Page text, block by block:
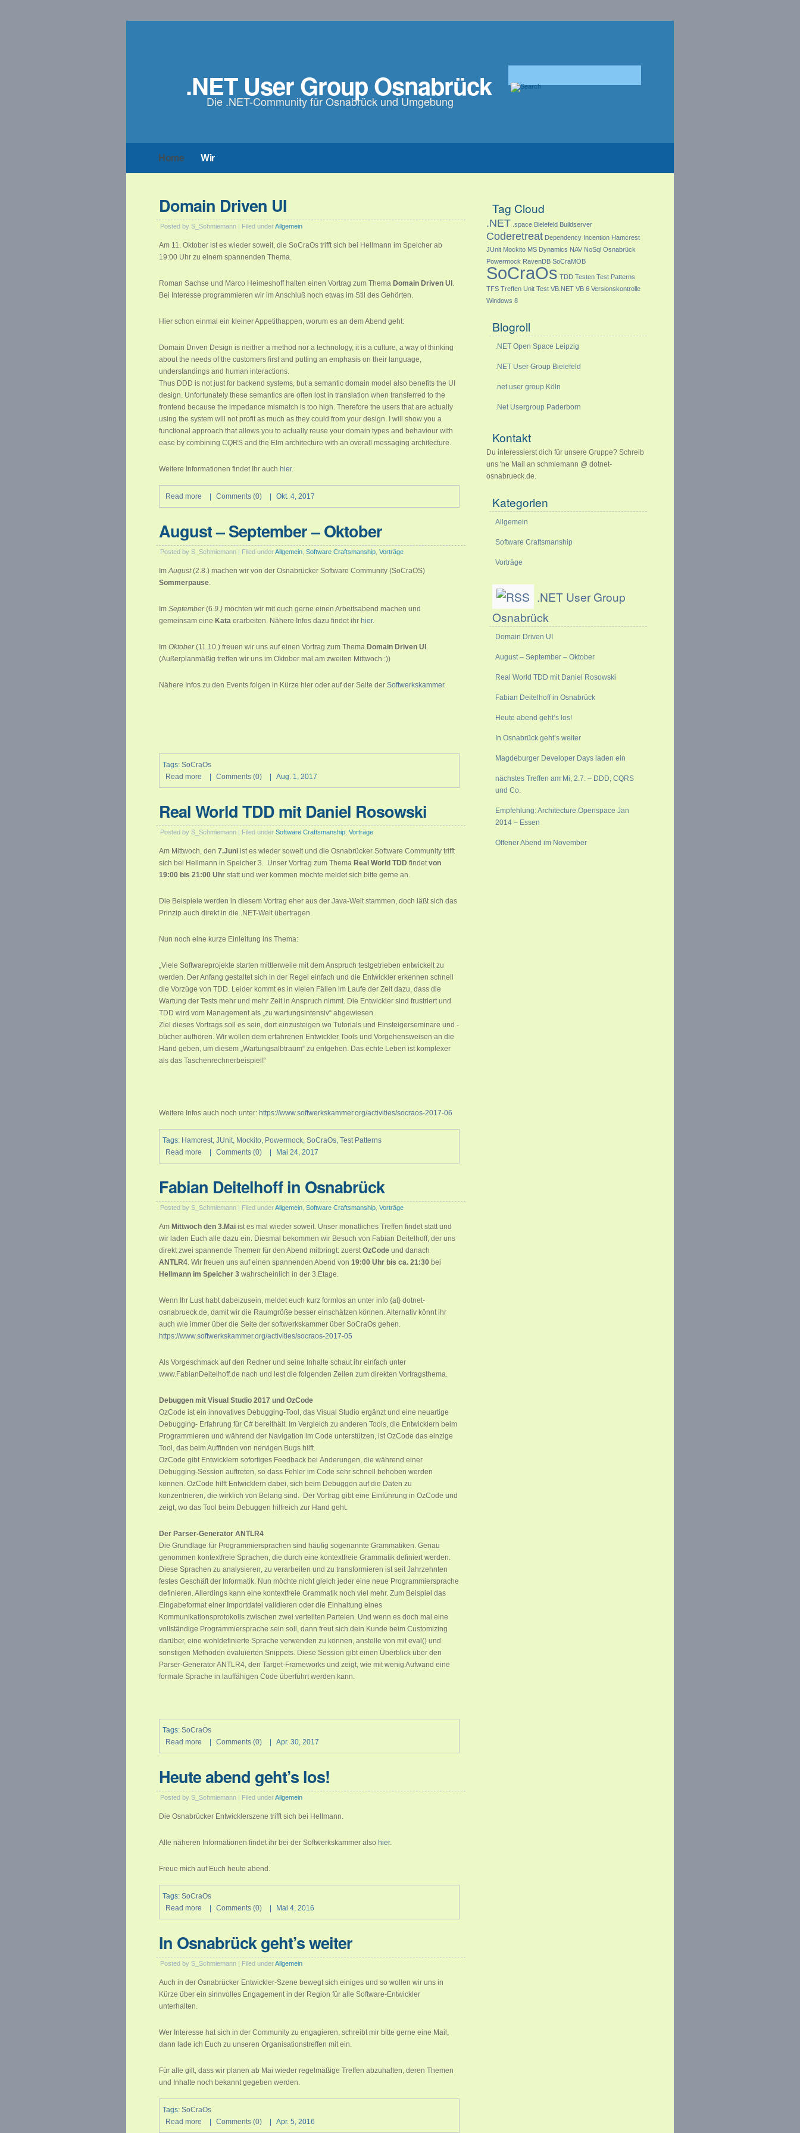
.NET User Group Osnabrück
Die .NET-Community für Osnabrück und Umgebung
Home Wir
Domain Driven UI
Posted by S_Schmiemann | Filed underAllgemein
Am 11. Oktober ist es wieder soweit, die SoCraOs trifft sich bei Hellmann im Speicher ab
19:00 Uhr zu einem spannenden Thema.
Roman Sachse und Marco Heimeshoff halten einen Vortrag zum Thema Domain Driven UI .
Bei Interesse programmieren wir im Anschluß noch etwas im Stil des Gehörten.
Hier schon einmal ein kleiner Appetithappen, worum es an dem Abend geht:
Domain Driven Design is neither a method nor a technology, it is a culture, a way of thinking
about the needs of the customers first and putting an emphasis on their language,
understandings and human interactions.
Thus DDD is not just for backend systems, but a semantic domain model also benefits the UI
design. Unfortunately these semantics are often lost in translation when transferred to the
frontend because the impedance mismatch is too high. Therefore the users that are actually
using the system will not profit as much as they could from your design. I will show you a
functional approach that allows you to actually reuse your domain types and behaviour with
ease by combining CQRS and the Elm architecture with an overall messaging architecture.
Weitere Informationen findet Ihr auch hier.
Read more Comments (0) Okt. 4, 2017
August – September – Oktober
Posted by S_Schmiemann | Filed underAllgemein Software Craftsmanship Vorträge
ImAugust(2.8.) machen wir von der Osnabrücker Software Community (SoCraOS)
Sommerpause.
Im September(6.9.) möchten wir mit euch gerne einen Arbeitsabend machen und
gemeinsam eine Kata erarbeiten. Nähere Infos dazu findet ihr hier.
Im Oktober(11.10.) freuen wir uns auf einen Vortrag zum Thema Domain Driven UI .
(Außerplanmäßig treffen wir uns im Oktober mal am zweiten Mittwoch :))
Nähere Infos zu den Events folgen in Kürze hier oder auf der Seite der Softwerkskammer.
Tags: SoCraOs
Read more
Comments (0) Aug. 1, 2017
Real World TDD mit Daniel Rosowski
Posted by S_Schmiemann | Filed under Software Craftsmanship Vorträge
Am Mittwoch, den 7.Juni ist es wieder soweit und die Osnabrücker Software Community trifft
sich bei Hellmann in Speicher 3. Unser Vortrag zum Thema Real World TDD findetvon
19:00 bis 21:00 Uhr statt und wer kommen möchte meldet sich bitte gerne an.
Die Beispiele werden in diesem Vortrag eher aus der Java-Welt stammen, doch läßt sich das
Prinzip auch direkt in die .NET-Welt übertragen.
Nun noch eine kurze Einleitung ins Thema:
„Viele Softwareprojekte starten mittlerweile mit dem Anspruch testgetrieben entwickelt zu
werden. Der Anfang gestaltet sich in der Regel einfach und die Entwickler erkennen schnell
die Vorzüge von TDD. Leider kommt es in vielen Fällen im Laufe der Zeit dazu, dass die
Wartung der Tests mehr und mehr Zeit in Anspruch nimmt. Die Entwickler sind frustriert und
TDD wird vom Management als „zu wartungsintensiv“ abgewiesen.
Ziel dieses Vortrags soll es sein, dort einzusteigen wo Tutorials und Einsteigerseminare und -
bücher aufhören. Wir wollen dem erfahrenen Entwickler Tools und Vorgehensweisen an die
Hand geben, um diesem „Wartungsalbtraum“ zu entgehen. Das echte Leben ist komplexer
als das Taschenrechnerbeispiel!“
Weitere Infos auch noch unter: https://www.softwerkskammer.org/activities/socraos-2017-06
Tags: Hamcrest, JUnit, Mockito, Powermock, SoCraOs, Test Patterns
Read more
Comments (0) Mai 24, 2017
Fabian Deitelhoff in Osnabrück
Posted by S_Schmiemann | Filed underAllgemein Software Craftsmanship Vorträge
Am Mittwoch den 3.Mai ist es mal wieder soweit. Unser monatliches Treffen findet statt und
wir laden Euch alle dazu ein. Diesmal bekommen wir Besuch von Fabian Deitelhoff, der uns
direkt zwei spannende Themen für den Abend mitbringt: zuerstOzCode und danach
ANTLR4. Wir freuen uns auf einen spannenden Abend von 19:00 Uhr bis ca. 21:30 bei
Hellmann im Speicher 3 wahrscheinlich in der 3.Etage.
Wenn Ihr Lust habt dabeizusein, meldet euch kurz formlos an unter info {at} dotnet-
osnabrueck.de, damit wir die Raumgröße besser einschätzen können. Alternativ könnt ihr
auch wie immer über die Seite der softwerkskammer über SoCraOs gehen.
https://www.softwerkskammer.org/activities/socraos-2017-05
Als Vorgeschmack auf den Redner und seine Inhalte schaut ihr einfach unter
www.FabianDeitelhoff.de nach und lest die folgenden Zeilen zum direkten Vortragsthema.
Debuggen mit Visual Studio 2017 und OzCode
OzCode ist ein innovatives Debugging-Tool, das Visual Studio ergänzt und eine neuartige
Debugging- Erfahrung für C# bereithält. Im Vergleich zu anderen Tools, die Entwicklern beim
Programmieren und während der Navigation im Code unterstützen, ist OzCode das einzige
Tool, das beim Auffinden von nervigen Bugs hilft.
OzCode gibt Entwicklern sofortiges Feedback bei Änderungen, die während einer
Debugging-Session auftreten, so dass Fehler im Code sehr schnell behoben werden
können. OzCode hilft Entwicklern dabei, sich beim Debuggen auf die Daten zu
konzentrieren, die wirklich von Belang sind. Der Vortrag gibt eine Einführung in OzCode und
zeigt, wo das Tool beim Debuggen hilfreich zur Hand geht.
Der Parser-Generator ANTLR4
Die Grundlage für Programmiersprachen sind häufig sogenannte Grammatiken. Genau
genommen kontextfreie Sprachen, die durch eine kontextfreie Grammatik definiert werden.
Diese Sprachen zu analysieren, zu verarbeiten und zu transformieren ist seit Jahrzehnten
festes Geschäft der Informatik. Nun möchte nicht gleich jeder eine neue Programmiersprache
definieren. Allerdings kann eine kontextfreie Grammatik noch viel mehr. Zum Beispiel das
Eingabeformat einer Importdatei validieren oder die Einhaltung eines
Kommunikationsprotokolls zwischen zwei verteilten Parteien. Und wenn es doch mal eine
vollständige Programmiersprache sein soll, dann freut sich dein Kunde beim Customizing
darüber, eine wohldefinierte Sprache verwenden zu können, anstelle von mit eval() und
sonstigen Methoden evaluierten Snippets. Diese Session gibt einen Überblick über den
Parser-Generator ANTLR4, den Target-Frameworks und zeigt, wie mit wenig Aufwand eine
formale Sprache in lauffähigen Code überführt werden kann.
Tags: SoCraOs
Read more
Comments (0) Apr. 30, 2017
Heute abend geht’s los!
Posted by S_Schmiemann | Filed underAllgemein
Die Osnabrücker Entwicklerszene trifft sich bei Hellmann.
Alle näheren Informationen findet ihr bei der Softwerkskammer also hier.
Freue mich auf Euch heute abend.
Tags: SoCraOs
Read more
Comments (0) Mai 4, 2016
In Osnabrück geht’s weiter
Posted by S_Schmiemann | Filed underAllgemein
Auch in der Osnabrücker Entwickler-Szene bewegt sich einiges und so wollen wir uns in
Kürze über ein sinnvolles Engagement in der Region für alle Software-Entwickler
unterhalten.
Wer Interesse hat sich in der Community zu engagieren, schreibt mir bitte gerne eine Mail,
dann lade ich Euch zu unseren Organisationstreffen mit ein.
Für alle gilt, dass wir planen ab Mai wieder regelmäßige Treffen abzuhalten, deren Themen
und Inhalte noch bekannt gegeben werden.
Tags: SoCraOs
Read more
Comments (0) Apr. 5, 2016
Tag Cloud
.NET .space Bielefeld Buildserver
Coderetreat Dependency Incention Hamcrest
JUnit Mockito MS Dynamics NAV NoSql Osnabrück
Powermock RavenDB SoCraMOB
SoCraOs TDD Testen Test Patterns
TFS Treffen Unit Test VB.NET VB 6 Versionskontrolle
Windows 8
Blogroll
.NET Open Space Leipzig
.NET User Group Bielefeld
.net user group Köln
.Net Usergroup Paderborn
Kontakt
Du interessierst dich für unsere Gruppe? Schreib
uns 'ne Mail an schmiemann @ dotnet-
osnabrueck.de.
Kategorien
Allgemein
Software Craftsmanship
Vorträge
.NET User Group
Osnabrück
Domain Driven UI
August – September – Oktober
Real World TDD mit Daniel Rosowski
Fabian Deitelhoff in Osnabrück
Heute abend geht’s los!
In Osnabrück geht’s weiter
Magdeburger Developer Days laden ein
nächstes Treffen am Mi, 2.7. – DDD, CQRS
und Co.
Empfehlung: Architecture.Openspace Jan
2014 – Essen
Offener Abend im November